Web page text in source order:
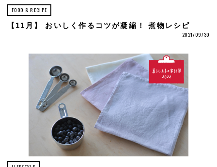
FOOD & RECIPE
【11月】 おいしく作るコツが凝縮！ 煮物レシピ
2021/09/30